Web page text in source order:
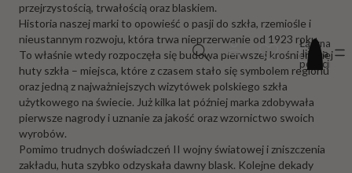
Łączna
liczba
pozycji
w
przejrzystością, trwałością oraz blaskiem.
Historia naszej marki to opowieść o pasji do szkła, rzemiośle i
nieustannym rozwoju, która trwa nieprzerwanie od 1923 roku.
To właśnie wtedy rozpoczęła się budowa pierwszej krośnieńskiej
huty szkła – miejsca, które z czasem stało się symbolem regionu
oraz jedną z najważniejszych wizytówek polskiego szkła
użytkowego na świecie. Już kilka lat później marka zdobywała
pierwsze nagrody i uznanie za jakość oraz wzornictwo swoich
wyrobów.
Pomimo trudnych doświadczeń II wojny światowej i zniszczenia
zakładu, huta szybko odzyskała dawny blask. Kolejne dekady